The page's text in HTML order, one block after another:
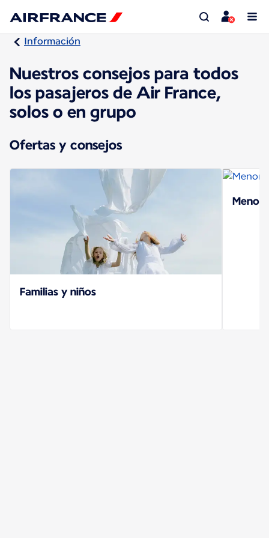
Información
Nuestros consejos para todos
los pasajeros de Air France,
solos o en grupo
Ofertas y consejos
Familias y niños